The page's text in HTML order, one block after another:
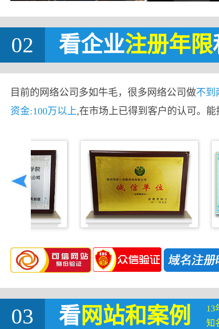
02 看企业注册年限
目前的网络公司多如牛毛，很多网络公司做不到
资金:100万以上,在市场上已得到客户的认可。
03 看网站和案例
13
知